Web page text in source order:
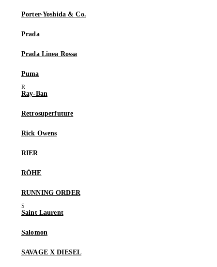
Porter-Yoshida & Co.
Prada
Prada Linea Rossa
Puma
Ray-Ban
Retrosuperfuture
Rick Owens
RIER
RÓHE
RUNNING ORDER
Saint Laurent
Salomon
SAVAGE X DIESEL